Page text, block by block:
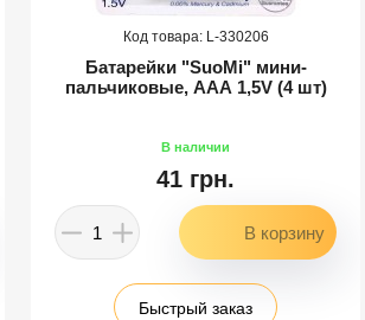
330206
Батарейки "SuoMi" мини-
пальчиковые, ААА 1,5V (4 шт)
41 грн.
Быстрый заказ